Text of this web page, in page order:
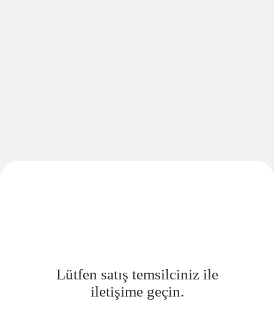
Lütfen satış temsilciniz ile
iletişime geçin.